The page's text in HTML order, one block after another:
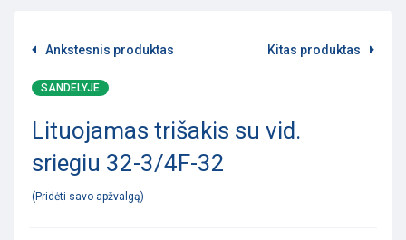
Ankstesnis produktas Kitas produktas
SANDELYJE
Lituojamas trišakis su vid.
sriegiu 32-3/4F-32
Pridėti savo apžvalgą